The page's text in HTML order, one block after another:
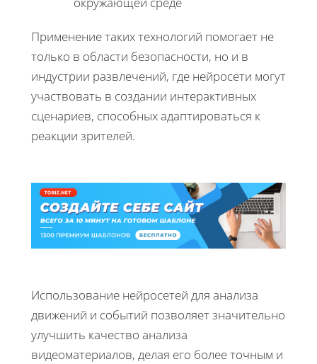
Применение таких технологий помогает не
только в области безопасности, но и в
индустрии развлечений, где нейросети могут
участвовать в создании интерактивных
сценариев, способных адаптироваться к
реакции зрителей.
Использование нейросетей для анализа
движений и событий позволяет значительно
улучшить качество анализа
видеоматериалов, делая его более точным и